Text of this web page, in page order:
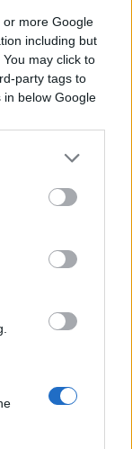
or more Google
including but
may click to
party tags to
in below Google
Anche
le
cosa dimostra
l’Italia
la Spagna
ignorino il